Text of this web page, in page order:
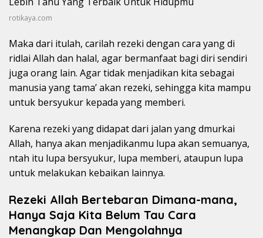
rotikaya.com
Maka dari itulah, carilah rezeki dengan cara yang di
ridlai Allah dan halal, agar bermanfaat bagi diri sendiri
juga orang lain. Agar tidak menjadikan kita sebagai
manusia yang tama’ akan rezeki, sehingga kita mampu
untuk bersyukur kepada yang memberi.
Karena rezeki yang didapat dari jalan yang dmurkai
Allah, hanya akan menjadikanmu lupa akan semuanya,
ntah itu lupa bersyukur, lupa memberi, ataupun lupa
untuk melakukan kebaikan lainnya.
Rezeki Allah Bertebaran Dimana-mana,
Hanya Saja Kita Belum Tau Cara
Menangkap Dan Mengolahnya